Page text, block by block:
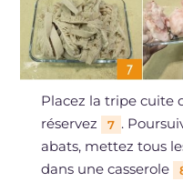
Placez la tripe cuite
réservez
7 .
abats, mettez tous
dans une casserole